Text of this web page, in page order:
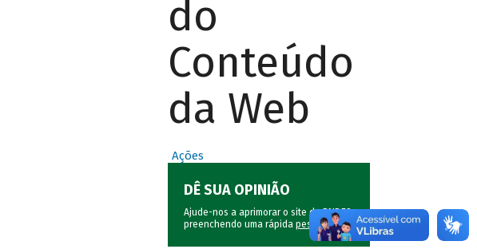
do
Conteúdo
da Web
Ações
DÊ SUA OPINIÃO
Ajude-nos a aprimorar o site do BNDES
preenchendo uma rápida pesquisa.